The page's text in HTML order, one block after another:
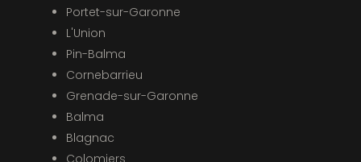
Portet-sur-Garonne
L'Union
Pin-Balma
Cornebarrieu
Grenade-sur-Garonne
Balma
Blagnac
Colomiers